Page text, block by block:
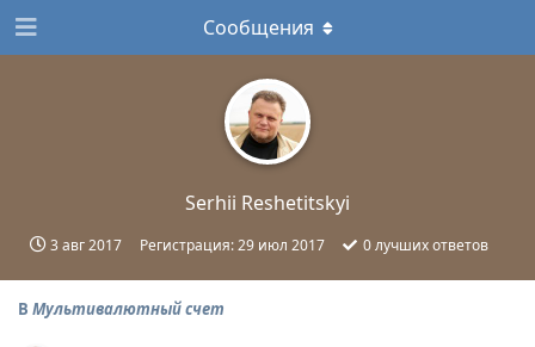
Serhii Reshetitskyi
3 авг 2017 Регистрация:29 июл 2017 0лучших ответов
Сообщения
В Мультивалютный счет